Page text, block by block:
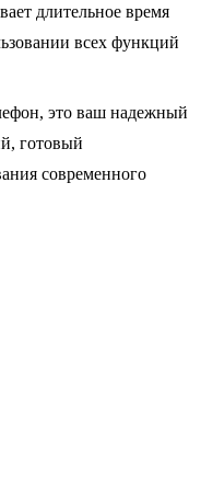
длительное время
всех функций
это ваш надежный
готовый
современного